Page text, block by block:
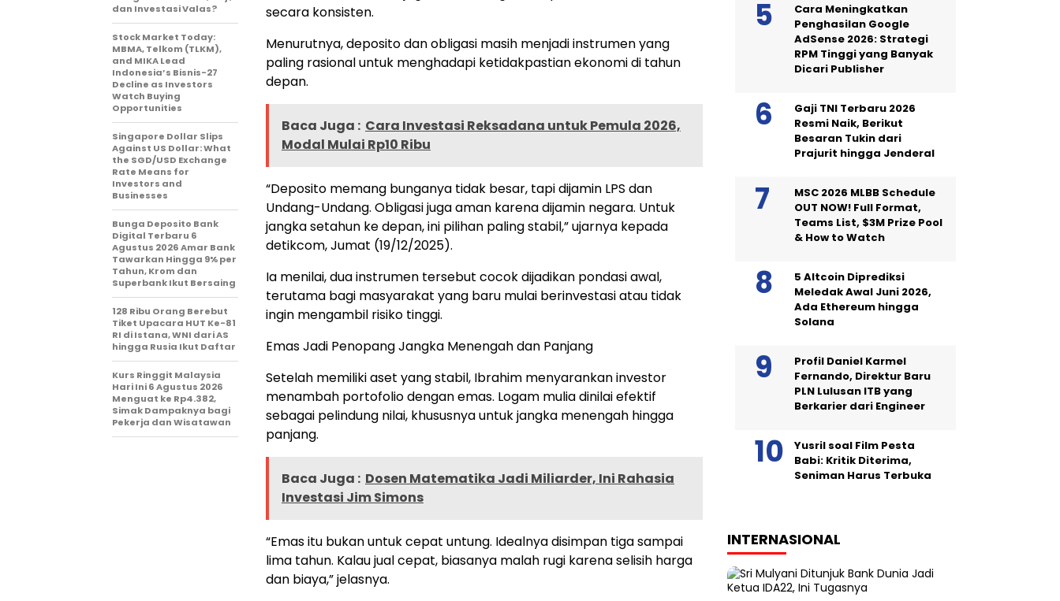
secara konsisten.
Menurutnya, deposito dan obligasi masih menjadi instrumen yang
paling rasional untuk menghadapi ketidakpastian ekonomi di tahun
depan.
Baca Juga : Cara Investasi Reksadana untuk Pemula 2026,
Modal Mulai Rp10 Ribu
“Deposito memang bunganya tidak besar, tapi dijamin LPS dan
Undang-Undang. Obligasi juga aman karena dijamin negara. Untuk
jangka setahun ke depan, ini pilihan paling stabil,” ujarnya kepada
detikcom, Jumat (19/12/2025).
Ia menilai, dua instrumen tersebut cocok dijadikan pondasi awal,
terutama bagi masyarakat yang baru mulai berinvestasi atau tidak
ingin mengambil risiko tinggi.
Emas Jadi Penopang Jangka Menengah dan Panjang
Setelah memiliki aset yang stabil, Ibrahim menyarankan investor
menambah portofolio dengan emas. Logam mulia dinilai efektif
sebagai pelindung nilai, khususnya untuk jangka menengah hingga
panjang.
Baca Juga : Dosen Matematika Jadi Miliarder, Ini Rahasia
Investasi Jim Simons
“Emas itu bukan untuk cepat untung. Idealnya disimpan tiga sampai
lima tahun. Kalau jual cepat, biasanya malah rugi karena selisih harga
dan biaya,” jelasnya.
dan Investasi Valas?
Stock Market Today:
MBMA, Telkom (TLKM),
and MIKA Lead
Indonesia’s Bisnis-27
Decline as Investors
Watch Buying
Opportunities
Singapore Dollar Slips
Against US Dollar: What
the SGD/USD Exchange
Rate Means for
Investors and
Businesses
Bunga Deposito Bank
Digital Terbaru 6
Agustus 2026 Amar Bank
Tawarkan Hingga 9% per
Tahun, Krom dan
Superbank Ikut Bersaing
128 Ribu Orang Berebut
Tiket Upacara HUT Ke-81
RI di Istana, WNI dari AS
hingga Rusia Ikut Daftar
Kurs Ringgit Malaysia
Hari Ini 6 Agustus 2026
Menguat ke Rp4.382,
Simak Dampaknya bagi
Pekerja dan Wisatawan
Cara Meningkatkan
Penghasilan Google
AdSense 2026: Strategi
RPM Tinggi yang Banyak
Dicari Publisher
Gaji TNI Terbaru 2026
Resmi Naik, Berikut
Besaran Tukin dari
Prajurit hingga Jenderal
MSC 2026 MLBB Schedule
OUT NOW! Full Format,
Teams List, $3M Prize Pool
& How to Watch
5 Altcoin Diprediksi
Meledak Awal Juni 2026,
Ada Ethereum hingga
Solana
Profil Daniel Karmel
Fernando, Direktur Baru
PLN Lulusan ITB yang
Berkarier dari Engineer
Yusril soal Film Pesta
Babi: Kritik Diterima,
Seniman Harus Terbuka
INTERNASIONAL